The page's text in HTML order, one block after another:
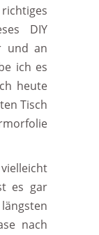
DIY
und an
ich es
heute
Tisch
es gar
nach